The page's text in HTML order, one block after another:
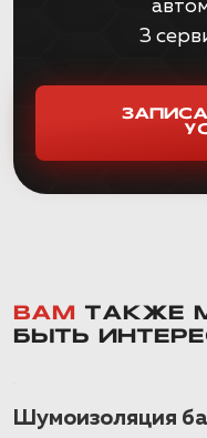
3
ВАМ
ТАКЖЕ
БЫТЬ
Шумоизоляция